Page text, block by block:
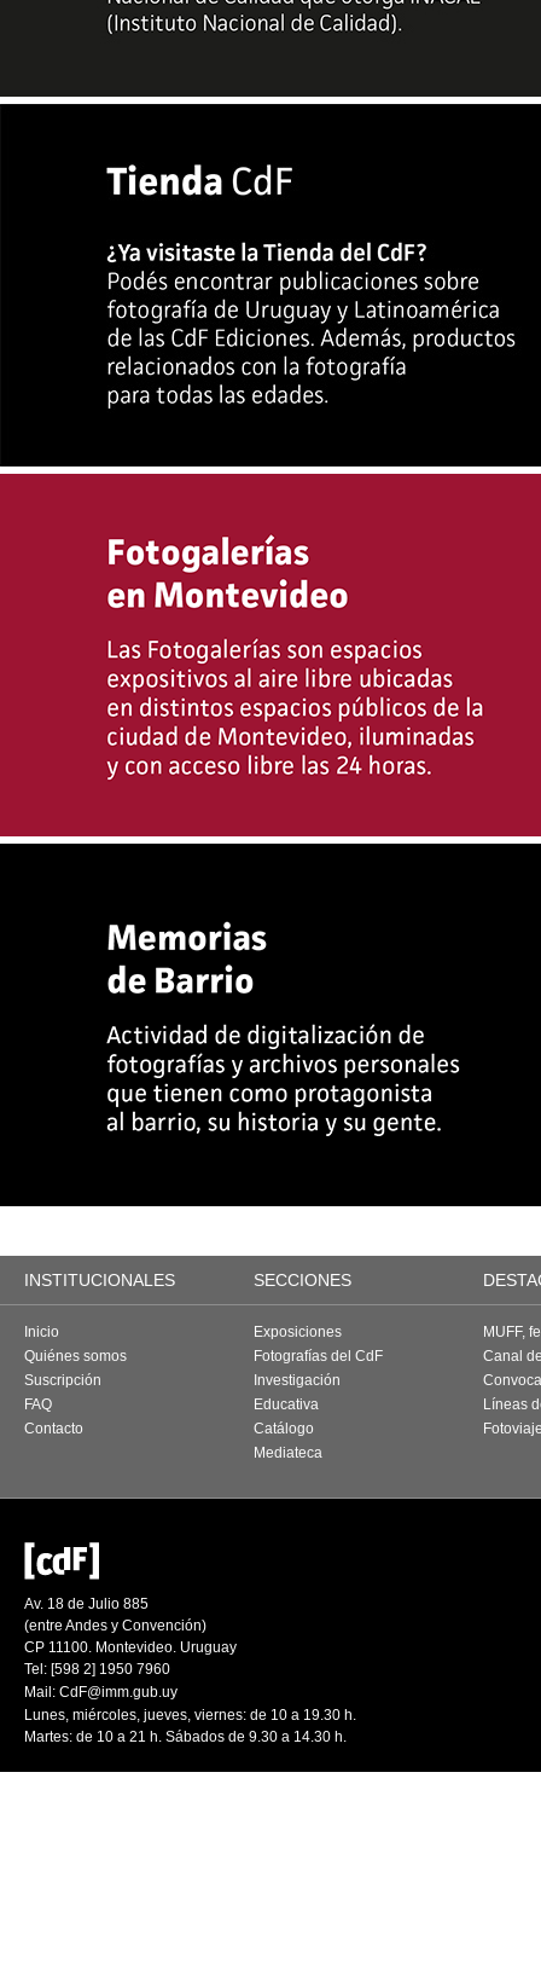
INSTITUCIONALES SECCIONES
Inicio
Quiénes somos
Suscripción
FAQ
Contacto
Exposiciones
Fotografías del CdF
Investigación
Educativa
Catálogo
Mediateca
MUFF,
Canal
Líneas
Av. 18 de Julio 885
(entre Andes y Convención)
CP 11100. Montevideo. Uruguay
Tel: [598 2] 1950 7960
Mail: CdF@imm.gub.uy
Lunes, miércoles, jueves, viernes: de 10 a 19.30 h.
Martes: de 10 a 21 h. Sábados de 9.30 a 14.30 h.